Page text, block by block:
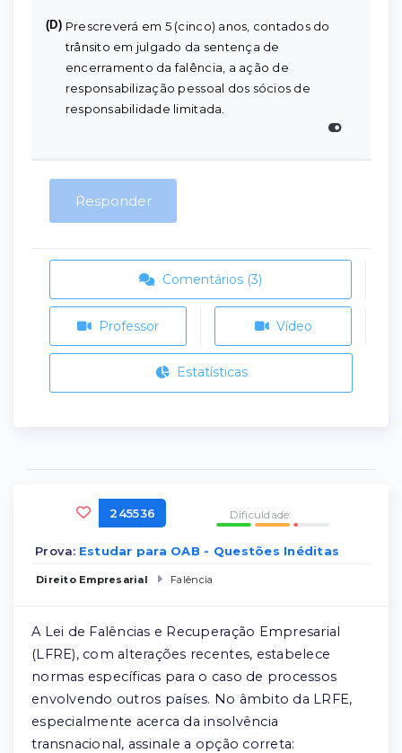
(D) Prescreverá em 5 (cinco) anos, contados do
trânsito em julgado da sentença de
encerramento da falência, a ação de
responsabilização pessoal dos sócios de
responsabilidade limitada.
Responder
Comentários (3)
Professor Vídeo
Estatísticas
245536 Dificuldade:
Prova: Estudar para OAB - Questões Inéditas
Direito Empresarial Falência
A Lei de Falências e Recuperação Empresarial
(LFRE), com alterações recentes, estabelece
normas específicas para o caso de processos
envolvendo outros países. No âmbito da LRFE,
especialmente acerca da insolvência
transnacional, assinale a opção correta: